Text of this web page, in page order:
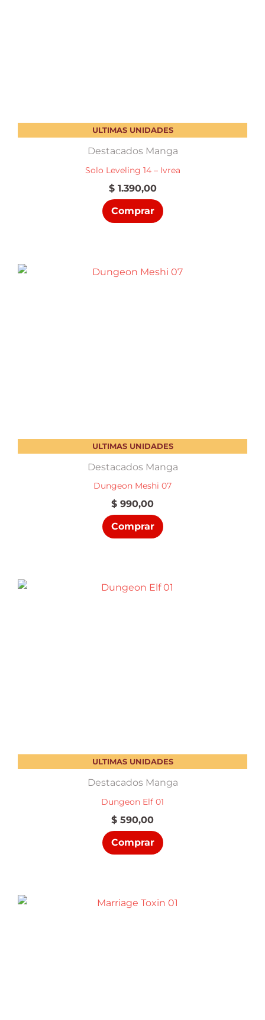
ULTIMAS UNIDADES
Destacados Manga
Solo Leveling 14 – Ivrea
$1.390,00
Comprar
ULTIMAS UNIDADES
Destacados Manga
Dungeon Meshi 07
$ 990,00
Comprar
ULTIMAS UNIDADES
Destacados Manga
Dungeon Elf 01
$ 590,00
Comprar